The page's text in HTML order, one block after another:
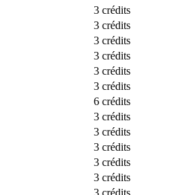
3 crédits
3 crédits
3 crédits
3 crédits
3 crédits
3 crédits
6 crédits
3 crédits
3 crédits
3 crédits
3 crédits
3 crédits
3 crédits